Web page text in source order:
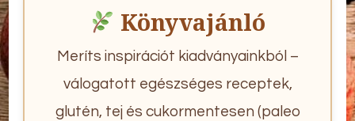
Könyvajánló
Meríts inspirációt kiadványainkból –
válogatott egészséges receptek,
glutén, tej és cukormentesen (paleo